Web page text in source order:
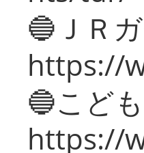
🔵ＪＲ
https://
🔵こど
https://